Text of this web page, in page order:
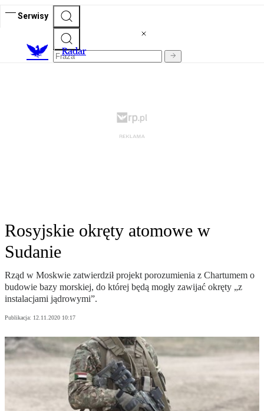
Serwisy
Radar
Rosyjskie okręty atomowe w
Sudanie
Rząd w Moskwie zatwierdził projekt porozumienia z Chartumem o
budowie bazy morskiej, do której będą mogły zawijać okręty „z
instalacjami jądrowymi”.
Publikacja: 12.11.2020 10:17